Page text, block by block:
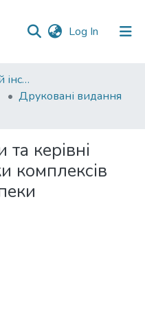
Log In (current)
Навчально-науковий інститут економіки, управління, права та інформаційних технологій
Друковані видання
керівні
комплексів